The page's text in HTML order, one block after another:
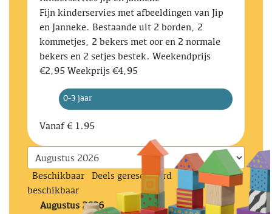
Fijn kinderservies met afbeeldingen van Jip
en Janneke. Bestaande uit 2 borden, 2
kommetjes, 2 bekers met oor en 2 normale
bekers en 2 setjes bestek. Weekendprijs
€2,95 Weekprijs €4,95
0-3 jaar
Vanaf € 1.95
Beschikbaar Deels gereserveerd
Niet
beschikbaar
Augustus 2026